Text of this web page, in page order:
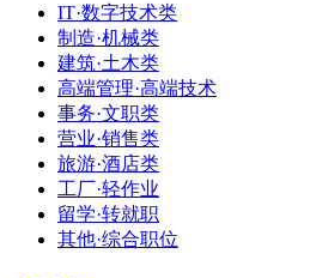
IT·数字技术类
制造·机械类
建筑·土木类
高端管理·高端技术
事务·文职类
营业·销售类
旅游·酒店类
工厂·轻作业
留学·转就职
其他·综合职位